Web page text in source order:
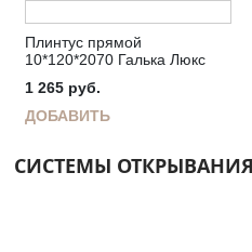
Плинтус прямой
10*120*2070 Галька Люкс
1 265 руб.
ДОБАВИТЬ
СИСТЕМЫ ОТКРЫВАНИЯ